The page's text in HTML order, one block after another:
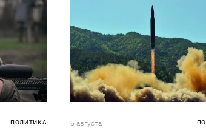
ПОЛИТИКА 5 августа